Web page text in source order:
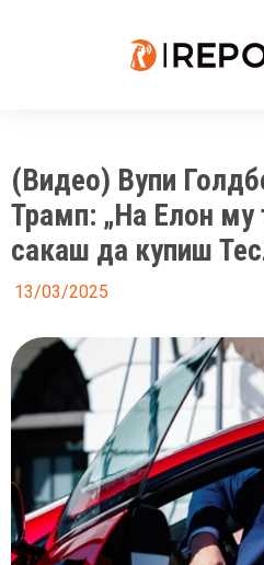
(Видео) Вупи
Трамп: „На Елон му
сакаш да купиш
13/03/2025